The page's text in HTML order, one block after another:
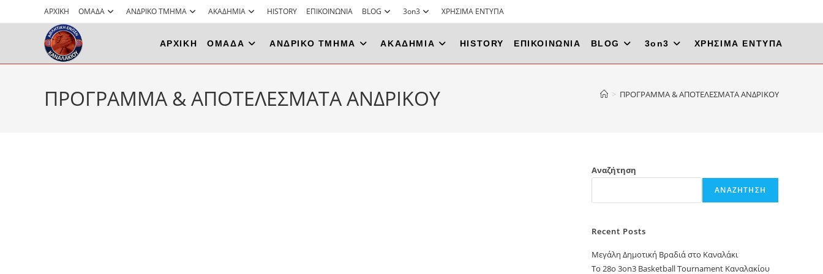
to
ΑΡΧΙΚΗ ΟΜΑΔΑ ΑΝΔΡΙΚΟ ΤΜΗΜΑ ΑΚΑΔΗΜΙΑ HISTORY ΕΠΙΚΟΙΝΩΝΙΑ BLOG 3on3 ΧΡΗΣΙΜΑ ΕΝΤΥΠΑ
ΑΡΧΙΚΗ ΟΜΑΔΑ ΑΝΔΡΙΚΟ ΤΜΗΜΑ ΑΚΑΔΗΜΙΑ HISTORY ΕΠΙΚΟΙΝΩΝΙΑ BLOG 3on3 ΧΡΗΣΙΜΑ ΕΝΤΥΠΑ
ΠΡΟΓΡΑΜΜΑ & ΑΠΟΤΕΛΕΣΜΑΤΑ ΑΝΔΡΙΚΟΥ > ΠΡΟΓΡΑΜΜΑ & ΑΠΟΤΕΛΕΣΜΑΤΑ ΑΝΔΡΙΚΟΥ
Αναζήτηση
ΑΝΑΖΉΤΗΣΗ
Recent Posts
Μεγάλη Δημοτική Βραδιά στο Καναλάκι
Το 28ο 3on3 Basketball Tournament Καναλακίου